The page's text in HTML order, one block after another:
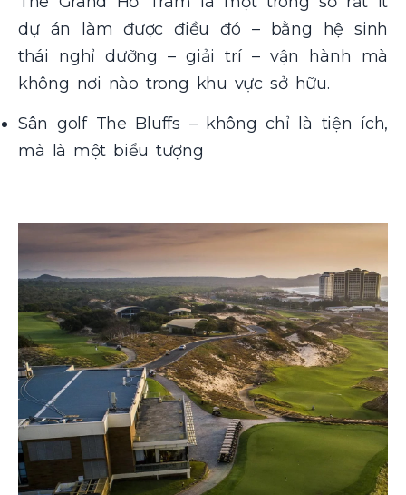
dự án làm được điều đó – bằng hệ sinh
thái nghỉ dưỡng – giải trí – vận hành mà
không nơi nào trong khu vực sở hữu.
Sân golf The Bluffs – không chỉ là tiện ích,
mà là một biểu tượng